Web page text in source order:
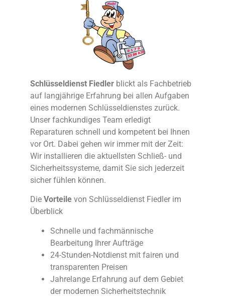
Schlüsseldienst Fiedler blickt als Fachbetrieb
auf langjährige Erfahrung bei allen Aufgaben
eines modernen Schlüsseldienstes zurück.
Unser fachkundiges Team erledigt
Reparaturen schnell und kompetent bei Ihnen
vor Ort. Dabei gehen wir immer mit der Zeit:
Wir installieren die aktuellsten Schließ- und
Sicherheitssysteme, damit Sie sich jederzeit
sicher fühlen können.
Die Vorteile von Schlüsseldienst Fiedler im
Überblick
Schnelle und fachmännische
Bearbeitung Ihrer Aufträge
24-Stunden-Notdienst mit fairen und
transparenten Preisen
Jahrelange Erfahrung auf dem Gebiet
der modernen Sicherheitstechnik